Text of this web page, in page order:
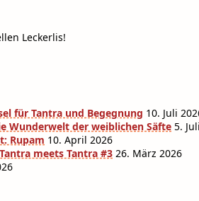
Leckerlis!
für Tantra und Begegnung 10. Juli
Wunderwelt der weiblichen Säfte 5.
Rupam 10. April 2026
meets Tantra #3 26. März 2026